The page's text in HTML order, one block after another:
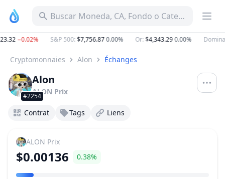
Buscar Moneda, CA, Fondo o Categoría
−0.02% S&P 500:$7,756.870.00% Or:$4,343.290.00%
Cryptomonnaies Alon Échanges
#2254
Alon
ALON Prix
Contrat Tags Liens
ALON Prix
$0.00136 0.38%